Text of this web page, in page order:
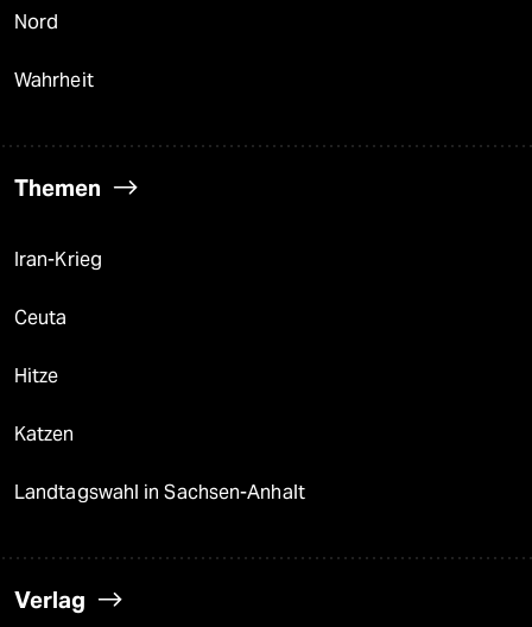
Nord
Wahrheit
Themen
Iran-Krieg
Ceuta
Hitze
Katzen
Landtagswahl in Sachsen-Anhalt
Verlag